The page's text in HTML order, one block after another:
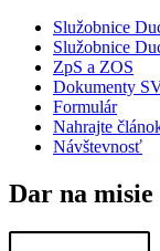
Služobnice
Služobnice
ZpS a ZOS
Dokumenty
Formulár
Nahrajte
Návštevnosť
Dar na misie